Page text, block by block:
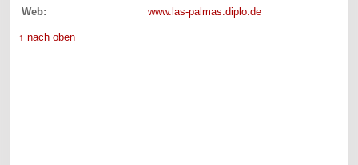
Web:
www.las-palmas.diplo.de
↑ nach oben